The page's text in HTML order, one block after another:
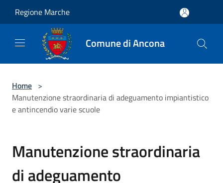
Regione Marche
Comune di Ancona
Home >
Manutenzione straordinaria di adeguamento impiantistico
e antincendio varie scuole
Manutenzione straordinaria
di adeguamento